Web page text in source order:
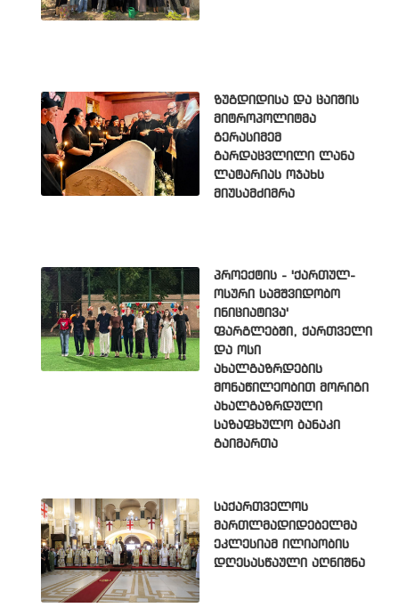
ზუგდიდისა და ცაიშის
მიტროპოლიტმა
გერასიმემ
გარდაცვლილი ლანა
ლატარიას ოჯახს
მიუსამძიმრა
პროექტის - 'ქართულ-
ოსური სამშვიდობო
ინიციატივა'
ფარგლებში, ქართველი
და ოსი
ახალგაზრდების
მონაწილეობით მორიგი
ახალგაზრდული
საზაფხულო ბანაკი
გაიმართა
საქართველოს
მართლმადიდებელმა
ეკლესიამ ილიაობის
დღესასწაული აღნიშნა